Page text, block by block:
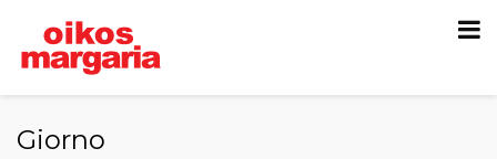
Giorno